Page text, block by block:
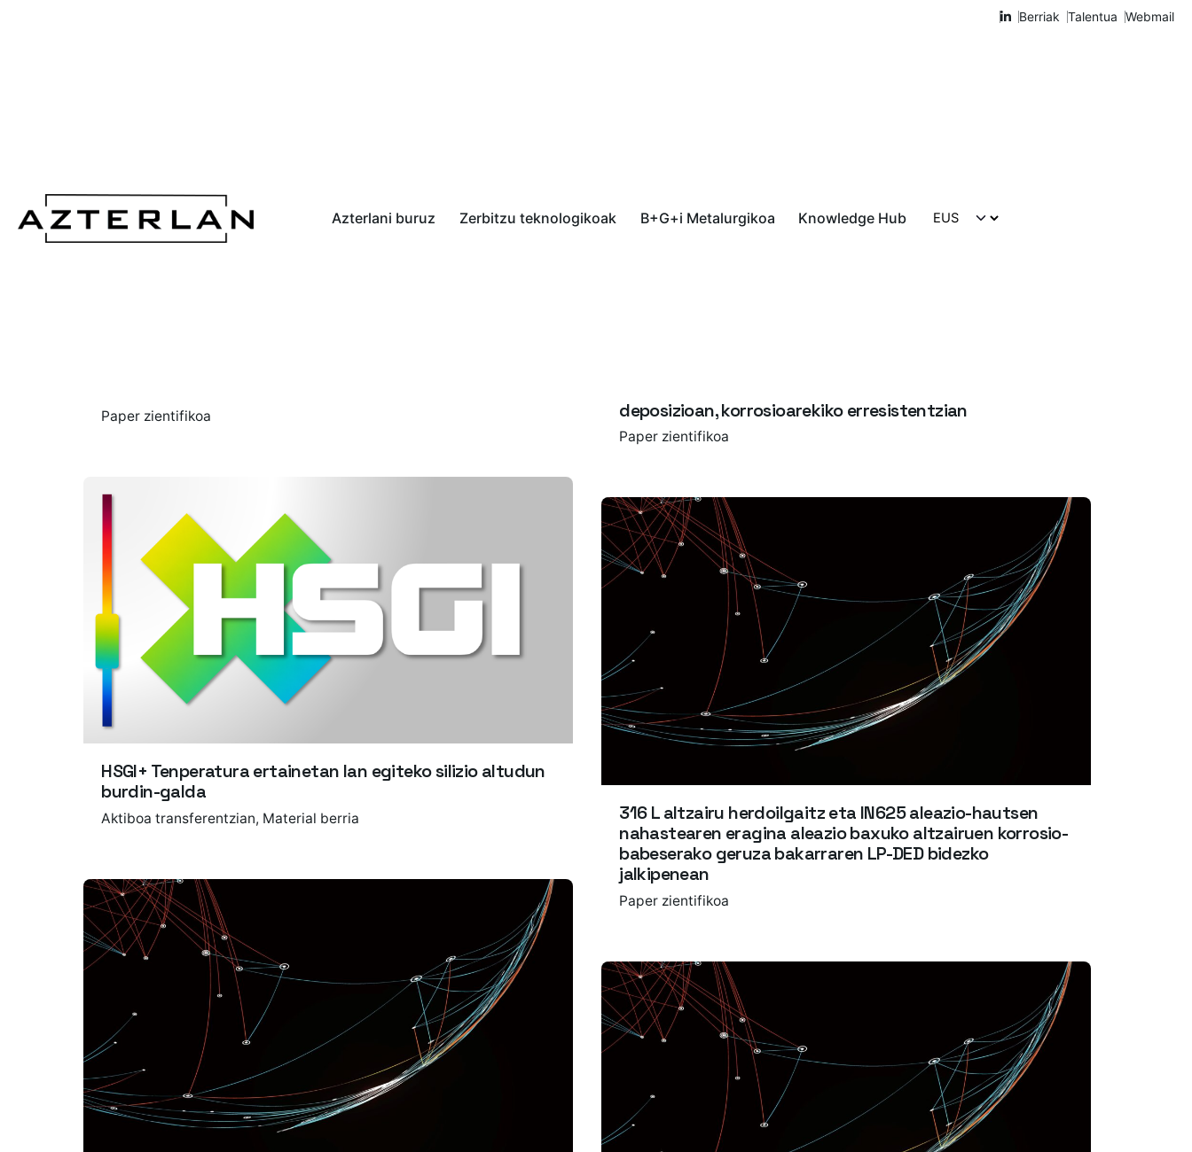
Berriak Talentua Webmail
Azterlani buruz Zerbitzu teknologikoak B+G+i Metalurgikoa Knowledge Hub
Paper zientifikoa
deposizioan, korrosioarekiko erresistentzian
Paper zientifikoa
HSGI+ Tenperatura ertainetan lan egiteko silizio altudun
burdin-galda
Aktiboa transferentzian Material berria
316 L altzairu herdoilgaitz eta IN625 aleazio-hautsen
nahastearen eragina aleazio baxuko altzairuen korrosio-
babeserako geruza bakarraren LP-DED bidezko
jalkipenean
Paper zientifikoa